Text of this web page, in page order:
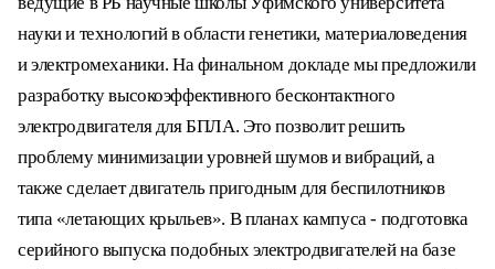
науки и технологий в области генетики, материаловедения
и электромеханики. На финальном докладе мы предложили
разработку высокоэффективного бесконтактного
электродвигателя для БПЛА. Это позволит решить
проблему минимизации уровней шумов и вибраций, а
также сделает двигатель пригодным для беспилотников
типа «летающих крыльев». В планах кампуса - подготовка
серийного выпуска подобных электродвигателей на базе